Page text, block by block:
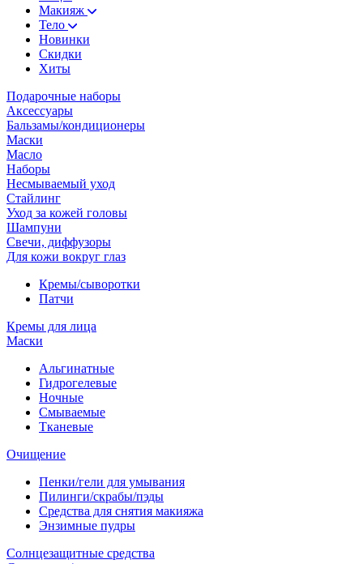
Макияж
Тело
Новинки
Скидки
Хиты
Подарочные наборы
Аксессуары
Бальзамы/кондиционеры
Маски
Масло
Наборы
Несмываемый уход
Стайлинг
Уход за кожей головы
Шампуни
Свечи, диффузоры
Для кожи вокруг глаз
Кремы/сыворотки
Патчи
Кремы для лица
Маски
Альгинатные
Гидрогелевые
Ночные
Смываемые
Тканевые
Очищение
Пенки/гели для умывания
Пилинги/скрабы/пэды
Средства для снятия макияжа
Энзимные пудры
Солнцезащитные средства